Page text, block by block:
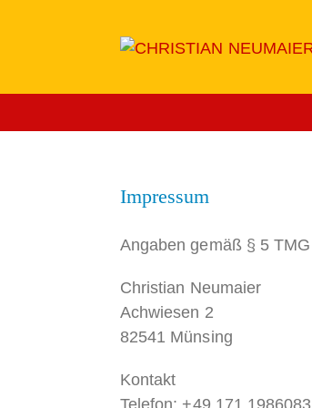
Impressum
Angaben gemäß § 5 TMG
Christian Neumaier
Achwiesen 2
82541 Münsing
Kontakt